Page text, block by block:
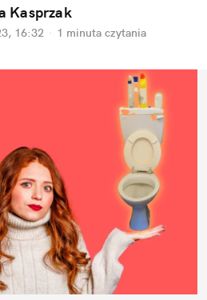
Kasprzak
16:32 · 1 minuta czytania